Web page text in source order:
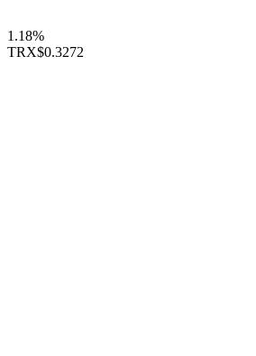
1.18%
TRX$0.3272